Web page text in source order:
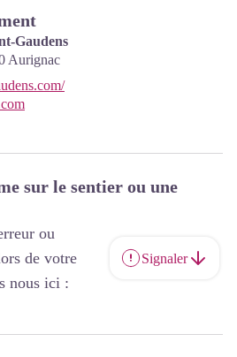
Gaudens
Aurignac
sur le sentier ou une
ou
de votre
nous ici :
Signaler